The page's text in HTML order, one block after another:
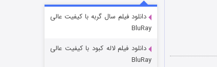
شوگر فصل ۲
قسمت
دانلود فیلم سال گربه با کیفیت عالی
BluRay
دانلود فیلم لاله کبود با کیفیت عالی
BluRay